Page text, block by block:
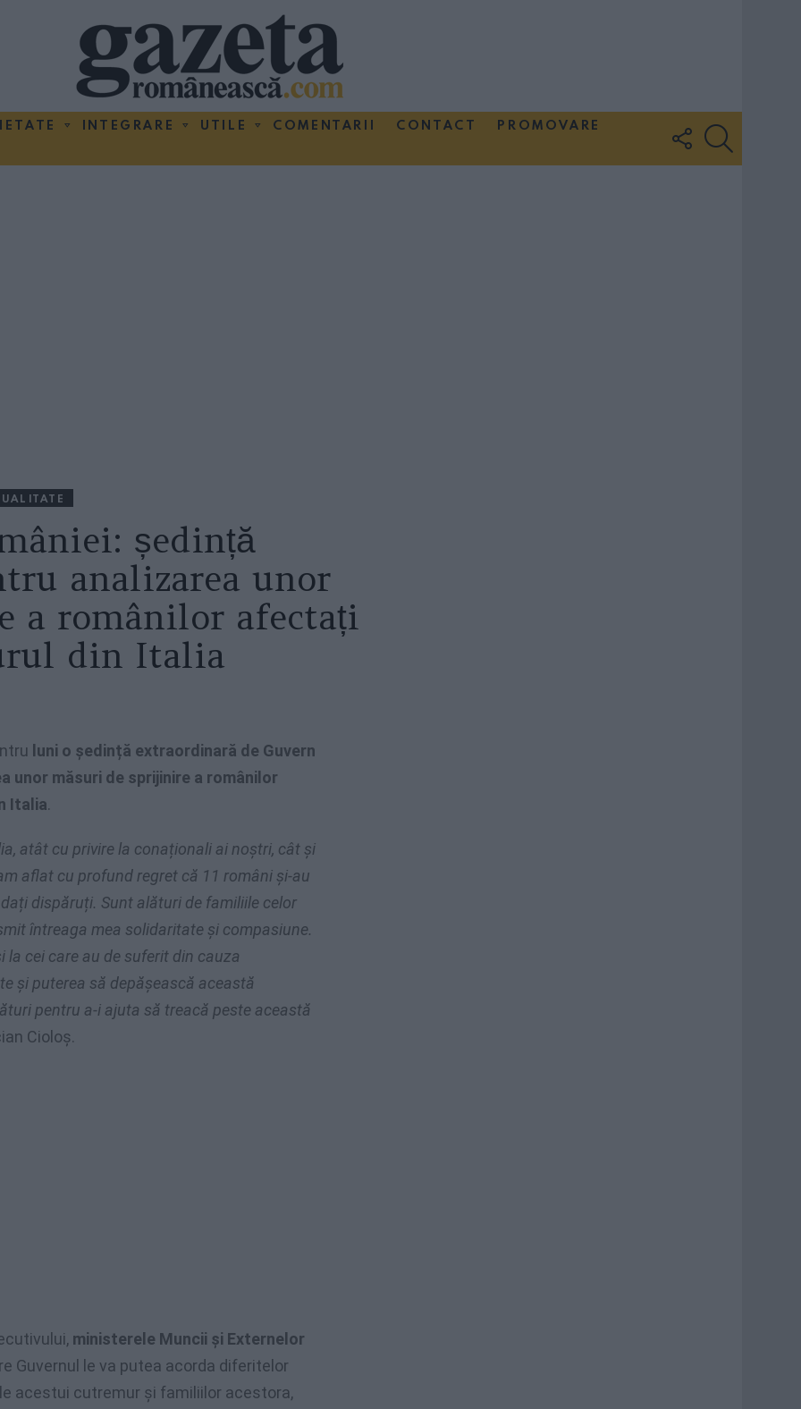
INTEGRARE UTILE COMENTARII CONTACT
PROMOVARE
FOLLOW
US
ședință
analizarea unor
a românilor afectați
din Italia
luni o ședință extraordinară de Guvern
unor măsuri de sprijinire a românilor
Italia.
atât cu privire la conaționali ai noștri, cât și
aflat cu profund regret că 11 români și-au
dispăruți. Sunt alături de familiile celor
întreaga mea solidaritate și compasiune.
la cei care au de suferit din cauza
și puterea să depășească această
pentru a-i ajuta să treacă peste această
Cioloș.
ministerele Muncii și Externelor
Guvernul le va putea acorda diferitelor
acestui cutremur și familiilor acestora,